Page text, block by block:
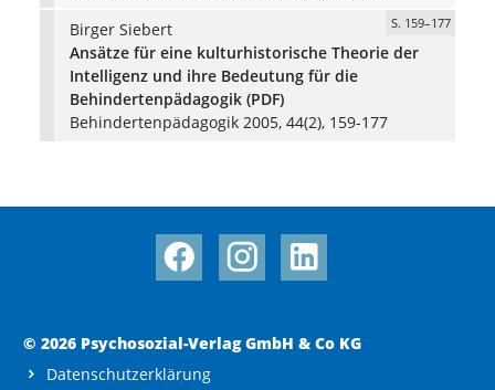
Birger Siebert
S. 159–177
Ansätze für eine kulturhistorische Theorie der
Intelligenz und ihre Bedeutung für die
Behindertenpädagogik (PDF)
Behindertenpädagogik 2005, 44(2), 159-177
© 2026 Psychosozial-Verlag GmbH & Co KG
Datenschutzerklärung